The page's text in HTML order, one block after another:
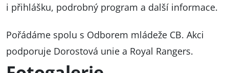
i přihlášku, podrobný program a další informace.
Pořádáme spolu s Odborem mládeže CB. Akci
podporuje Dorostová unie a Royal Rangers.